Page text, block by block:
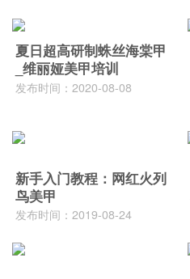
夏日超高研制蛛丝海棠甲
_维丽娅美甲培训
发布时间：2020-08-08
新手入门教程：网红火列
鸟美甲
发布时间：2019-08-24